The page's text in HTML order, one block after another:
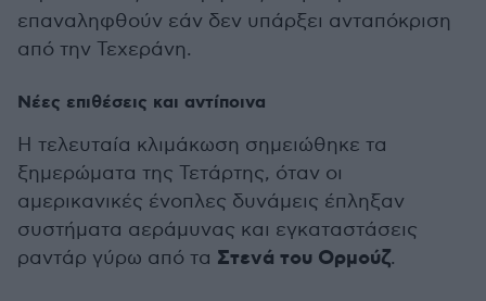
επαναληφθούν εάν δεν υπάρξει ανταπόκριση
από την Τεχεράνη.
Νέες επιθέσεις και αντίποινα
Η τελευταία κλιμάκωση σημειώθηκε τα
ξημερώματα της Τετάρτης, όταν οι
αμερικανικές ένοπλες δυνάμεις έπληξαν
συστήματα αεράμυνας και εγκαταστάσεις
ραντάρ γύρω από τα Στενά του Ορμούζ.